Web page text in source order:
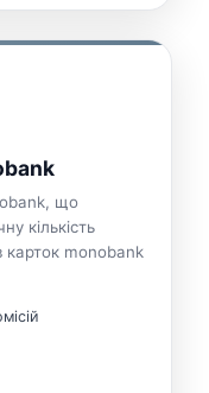
що
кількість
карток monobank